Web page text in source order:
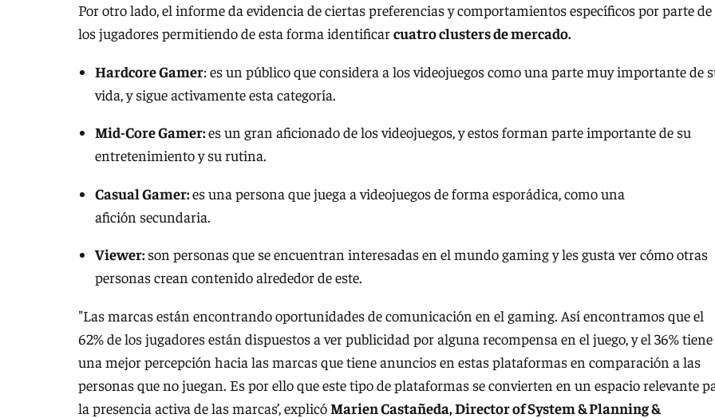
Por otro lado, el informe da evidencia de ciertas preferencias y comportamientos específicos por parte de
los jugadores permitiendo de esta forma identificarcuatro clusters de mercado.
Hardcore Gamer: es un público que considera a los videojuegos como una parte muy importante de
vida, y sigue activamente esta categoría.
Mid-Core Gamer:es un gran aficionado de los videojuegos, y estos forman parte importante de su
entretenimiento y su rutina.
Casual Gamer:es una persona que juega a videojuegos de forma esporádica, como una
afición secundaria.
Viewer:son personas que se encuentran interesadas en el mundo gaming y les gusta ver cómo otras
personas crean contenido alrededor de este.
"Las marcas están encontrando oportunidades de comunicación en el gaming. Así encontramos que el
62% de los jugadores están dispuestos a ver publicidad por alguna recompensa en el juego, y el 36% tiene
una mejor percepción hacia las marcas que tiene anuncios en estas plataformas en comparación a las
personas que no juegan. Es por ello que este tipo de plataformas se convierten en un espacio relevante
la presencia activa de las marcas’, explicóMarien Castañeda, Director of System & Planning &